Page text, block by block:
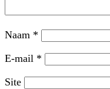
Naam *
E-mail *
Site